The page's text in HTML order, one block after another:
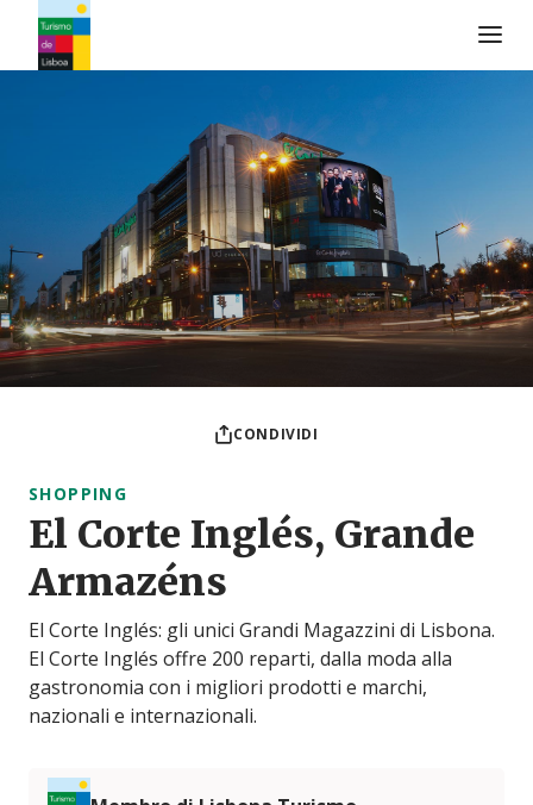
CONDIVIDI
SHOPPING
El Corte Inglés, Grande
Armazéns
El Corte Inglés: gli unici Grandi Magazzini di Lisbona.
El Corte Inglés offre 200 reparti, dalla moda alla
gastronomia con i migliori prodotti e marchi,
nazionali e internazionali.